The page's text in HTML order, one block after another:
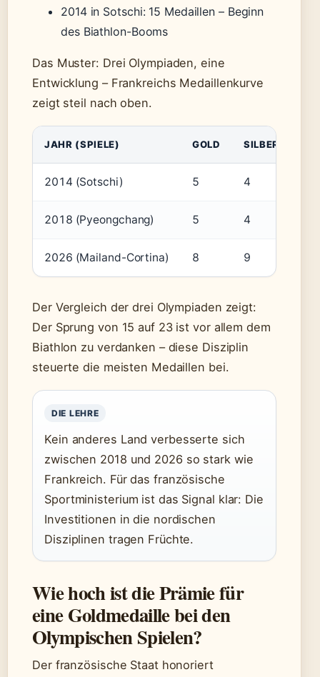
2014 in Sotschi: 15 Medaillen – Beginn
des Biathlon-Booms
Das Muster: Drei Olympiaden, eine
Entwicklung – Frankreichs Medaillenkurve
zeigt steil nach oben.
JAHR (SPIELE) GOLD SILBER
2014 (Sotschi) 5 4
2018 (Pyeongchang) 5 4
2026 (Mailand-Cortina) 8 9
Der Vergleich der drei Olympiaden zeigt:
Der Sprung von 15 auf 23 ist vor allem dem
Biathlon zu verdanken – diese Disziplin
steuerte die meisten Medaillen bei.
DIE LEHRE
Kein anderes Land verbesserte sich
zwischen 2018 und 2026 so stark wie
Frankreich. Für das französische
Sportministerium ist das Signal klar: Die
Investitionen in die nordischen
Disziplinen tragen Früchte.
Wie hoch ist die Prämie für
eine Goldmedaille bei den
Olympischen Spielen?
Der französische Staat honoriert